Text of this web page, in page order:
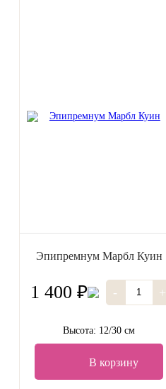
Эпипремнум Марбл Куин
1 400 ₽ - +
Высота: 12/30 см
В корзину